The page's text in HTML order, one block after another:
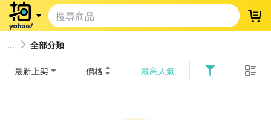
登
全部分類
最新上架 價格 最高人氣